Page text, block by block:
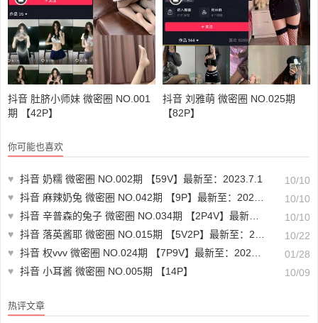
抖音 肚脐小师妹 微密圈 NO.001
期 【42P】
抖音 刘雅萌 微密圈 NO.025期
【82P】
你可能也喜欢
♥ 抖音 奶糯 微密圈 NO.002期 【59V】最新至：2023.7.1
10/10
♥ 抖音 麻辣奶兔 微密圈 NO.042期 【9P】最新至：2023.9.15
10/10
♥ 抖音 辛普森的兔子 微密圈 NO.034期 【2P4V】最新至：2023.8.10
10/10
♥ 抖音 落英酱耶 微密圈 NO.015期 【5V2P】最新至：2023.10.20
10/22
♥ 抖音 权vvv 微密圈 NO.024期 【7P9V】最新至：2024.1.25
01/28
♥ 抖音 小耳酱 微密圈 NO.005期 【14P】 10/09
热评文章